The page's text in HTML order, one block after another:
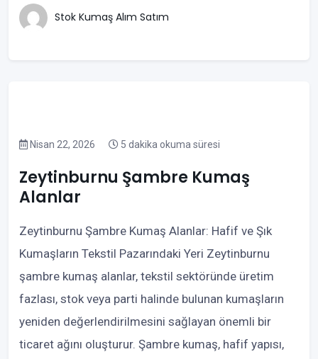
Stok Kumaş Alım Satım
Nisan 22, 2026 5 dakika okuma süresi
Zeytinburnu Şambre Kumaş
Alanlar
Zeytinburnu Şambre Kumaş Alanlar: Hafif ve Şık
Kumaşların Tekstil Pazarındaki Yeri Zeytinburnu
şambre kumaş alanlar, tekstil sektöründe üretim
fazlası, stok veya parti halinde bulunan kumaşların
yeniden değerlendirilmesini sağlayan önemli bir
ticaret ağını oluşturur. Şambre kumaş, hafif yapısı,